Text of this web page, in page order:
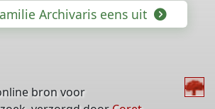
Archivaris eens uit
bron voor